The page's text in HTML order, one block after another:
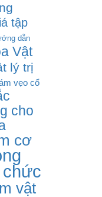
tập
dẫn
Vật
lý trị
vẹo cổ
cho
cơ
chức
vật